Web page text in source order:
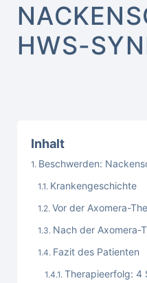
HWS-
Inhalt
Beschwerden:
Krankengeschichte
Vor der Axomera-
Nach der Axomera-
Fazit des Patienten
Therapieerfolg: 4